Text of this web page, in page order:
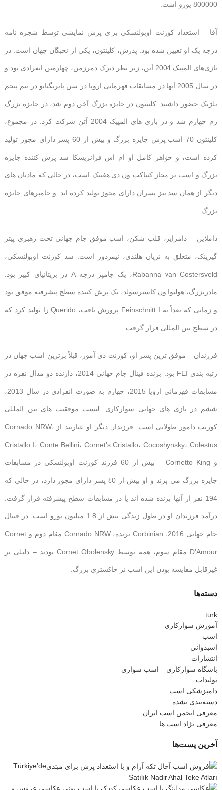
800000 یورو است.
آقا – استعداد کورنت اوبولنسکی برای پرش نمایشی توسط شجره نامه
درجه یک او تعیین شده بود. پدرش، کلینتون، یکی از نخبگان جهان است. در
بازی‌های المپیک 2004 آتن، زیر نظر دیرک دمرزمن، چهارمین انفرادی بود و
در سال 2005 آنها در مسابقات قهرمانی اروپا در سن پاتریگنانو در تیم پنجم
بلژیک حضور داشتند. کلینتون در جایزه بزرگ آخن دوم شد، در جایزه بزرگ
رم چهارم شد و در بازی های المپیک 2004 آتن شرکت کرد. در مجموع،
کلینتون 70 اسب پرش جایزه بزرگ و بیش از 60 پسر دارای مجوز تولید
کرده است، و خواهر کامل او ام اس فرانزیسکا سد پرش کننده جایزه
بزرگ و اسب نر مجاز کنتاکت ون دی هفینک است، در حالی که مادیان های
دیگر از همان سد نیز پسران دارای مجوز تولید کرده اند. و جامپرهای جایزه
بزرگ
داملاین – دامزایر، قلب شکن، اسب موفق جام جهانی تحت رهبری پیتر
گیرینک، متعلق به نریان هلندی، نیمردور است. سد کورنت اوبولنسکی،
Rabanna van Costersveld، یک جامپر درجه A در بریتانیای کبیر بود.
مادربزرگ، هولیوا ون کاسترسولد، یک پرش کننده سطح پیشرفته موفق بود
و زمانی که بعداً به Feinschnitt I پرورش یافت، Querido را تولید کرد که
در سطح بین المللی قرار گرفت.
فرزندان – موفق ترین پسر او، کورنت دی آمور، قبلاً برترین اسب جهان در
رتبه بندی FEI بود. برنده فینال جام جهانی 2014، دارنده دو مدال نقره در
مسابقات قهرمانی اروپا 2015، چهارم به صورت انفرادی در سال 2013،
ششم در بازی های جهانی سوارکاری. لیست موفقیت های بین المللی
کورنت دامور طولانی است. فرزندان دیگر او عبارتند از Cornado NRW،
Cristallo I، Conte Bellini، Cornet’s Cristallo، Cocoshynsky، Colestus
و Cornetto King – بیش از 60 فرزند کورنت اوبولنسکی در مسابقات
جایزه بزرگ می پرند و او بیش از 80 پسر دارای مجوز دارد، در حالی که
194 نفر از آنها برنده شده اند یا در مسابقات سطح پیشرفته قرار گرفت.
درآمد فرزندان او در طول زندگی بیش از 1.8 میلیون یورو است. در فینال
جام جهانی 2016، Corbinian برنده، Cornado NRW مقام دوم و Cornet
D’Amour مقام سوم، همه توسط Cornet Obolensky بودند – دلیلی بر
غیرقابل مقایسه بودن این اسب نر خاکستری بزرگ.
دسته‌ها
turk
آموزش سوارکاری
اسب
اسبدوانی
انتشارات
باشگاه سوارکاری – اسب سواری
تولیدات
دامپزشکی اسب
دسته‌بندی نشده
معرفی انجمن اسب ایران
معرفی نژاد اسب ها
آخرین پست‌ها
Türkiye’de
Satılık Nadir Ahal Teke Atları